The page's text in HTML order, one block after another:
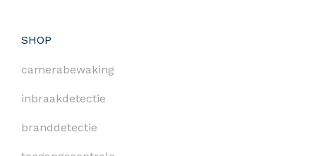
SHOP
camerabewaking
inbraakdetectie
branddetectie